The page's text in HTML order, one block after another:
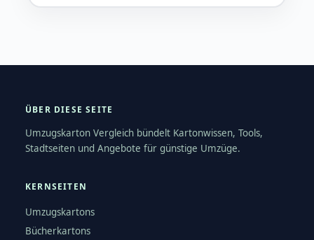
ÜBER DIESE SEITE
Umzugskarton Vergleich bündelt Kartonwissen, Tools,
Stadtseiten und Angebote für günstige Umzüge.
KERNSEITEN
Umzugskartons
Bücherkartons